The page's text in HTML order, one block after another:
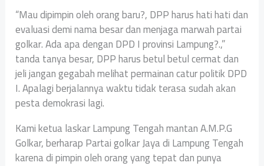
“Mau dipimpin oleh orang baru?, DPP harus hati hati dan
evaluasi demi nama besar dan menjaga marwah partai
golkar. Ada apa dengan DPD I provinsi Lampung?.,”
tanda tanya besar, DPP harus betul betul cermat dan
jeli jangan gegabah melihat permainan catur politik DPD
I. Apalagi berjalannya waktu tidak terasa sudah akan
pesta demokrasi lagi.
Kami ketua laskar Lampung Tengah mantan A.M.P.G
Golkar, berharap Partai golkar Jaya di Lampung Tengah
karena di pimpin oleh orang yang tepat dan punya